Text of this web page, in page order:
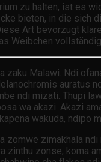
zu halten, ist es
bieten, in die sich
Art bevorzugt
Weibchen
zaku Malawi. Ndi
auratus
ndi mizati. Thupi
wa akazi. Akazi
wakuda, ndipo
zomwe zimakhala
zinthu zonse, koma